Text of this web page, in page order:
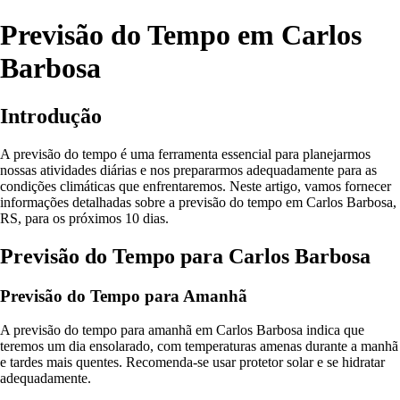
Previsão do Tempo em Carlos
Barbosa
Introdução
A previsão do tempo é uma ferramenta essencial para planejarmos
nossas atividades diárias e nos prepararmos adequadamente para as
condições climáticas que enfrentaremos. Neste artigo, vamos fornecer
informações detalhadas sobre a previsão do tempo em Carlos Barbosa,
RS, para os próximos 10 dias.
Previsão do Tempo para Carlos Barbosa
Previsão do Tempo para Amanhã
A previsão do tempo para amanhã em Carlos Barbosa indica que
teremos um dia ensolarado, com temperaturas amenas durante a manhã
e tardes mais quentes. Recomenda-se usar protetor solar e se hidratar
adequadamente.